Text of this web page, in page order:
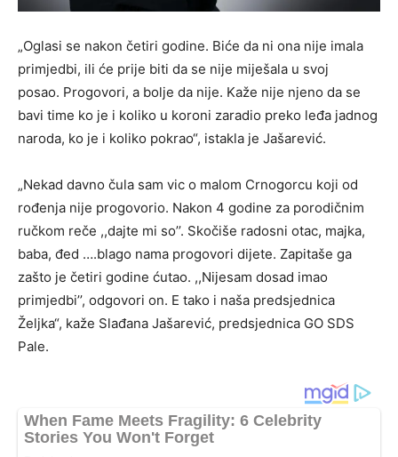
„Oglasi se nakon četiri godine. Biće da ni ona nije imala
primjedbi, ili će prije biti da se nije miješala u svoj
posao. Progovori, a bolje da nije. Kaže nije njeno da se
bavi time ko je i koliko u koroni zaradio preko leđa jadnog
naroda, ko je i koliko pokrao“, istakla je Jašarević.
„Nekad davno čula sam vic o malom Crnogorcu koji od
rođenja nije progovorio. Nakon 4 godine za porodičnim
ručkom reče ,,dajte mi so’’. Skočiše radosni otac, majka,
baba, đed ….blago nama progovori dijete. Zapitaše ga
zašto je četiri godine ćutao. ,,Nijesam dosad imao
primjedbi’’, odgovori on. E tako i naša predsjednica
Željka“, kaže Slađana Jašarević, predsjednica GO SDS
Pale.